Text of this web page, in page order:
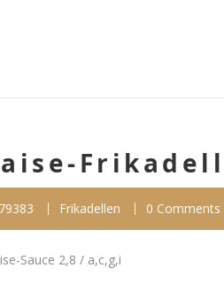
Frikadellen 0 Comments
Sauce 2,8 / a,c,g,i